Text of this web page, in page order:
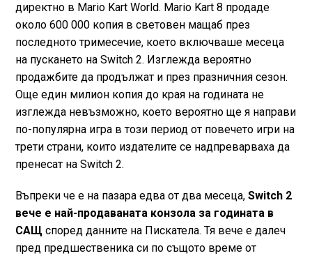
директно в Mario Kart World. Mario Kart 8 продаде
около 600 000 копия в световен мащаб през
последното тримесечие, което включваше месеца
на пускането на Switch 2. Изглежда вероятно
продажбите да продължат и през празничния сезон.
Още един милион копия до края на годината не
изглежда невъзможно, което вероятно ще я направи
по-популярна игра в този период от повечето игри на
трети страни, които издателите се надпреварваха да
пренесат на Switch 2.
Въпреки че е на пазара едва от два месеца, Switch 2
вече е най-продаваната конзола за годината в
САЩ според данните на Пискатела. Тя вече е далеч
пред предшественика си по същото време от